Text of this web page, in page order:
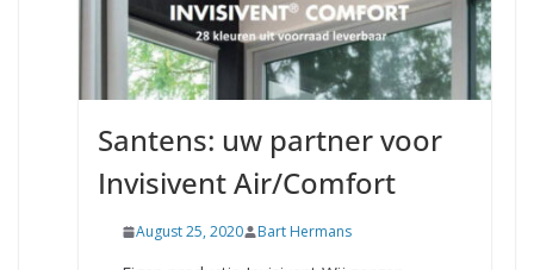
Santens: uw partner voor
Invisivent Air/Comfort
August 25, 2020 Bart Hermans